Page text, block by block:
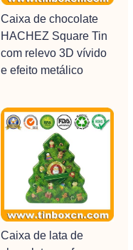
Caixa de chocolate
HACHEZ Square Tin
com relevo 3D vívido
e efeito metálico
Caixa de lata de